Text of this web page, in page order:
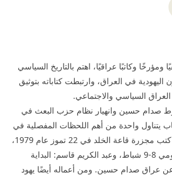
وكاتبًا عراقيًا، اهتم بالتاريخ السياسي
في العراق، وارتبطت كتاباته بتوثيق
السياسي والاجتماعي.
صدام حسين وانهيار نظام حزب البعث في
2003، وهو كتاب يتناول واحدة من أهم اللحظات المفصلية في
تاريخ العراق الحديث. كما كتب مجزرة قاعة الخلد في 22 تموز عام 1979،
والاغتيال بالدبابة: أسرار يومي 8-9 شباط، وعبد الكريم قاسم: البداية
عن عراق صدام حسين. ومن أعماله أيضًا يهود